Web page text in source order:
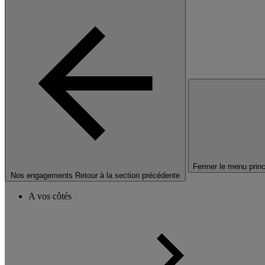
Nos engagements Retour à la section précédente
Fermer le menu
A vos côtés